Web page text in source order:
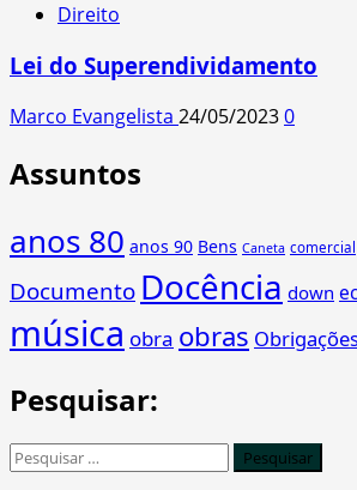
Direito
Lei do Superendividamento
Marco Evangelista 24/05/20230
Assuntos
anos 80 anos 90 Bens Caneta comercial
Documento Docência down
música obra obras
Pesquisar:
Pesquisar